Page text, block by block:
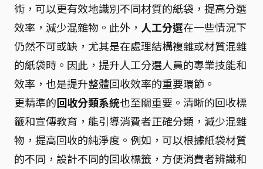
術，可以更有效地識別不同材質的紙袋，提高分選
效率，減少混雜物。此外， 人工分選在一些情況下
仍然不可或缺，尤其是在處理結構複雜或材質混雜
的紙袋時。因此，提升人工分選人員的專業技能和
效率，也是提升整體回收效率的重要環節。
更精準的回收分類系統也至關重要。清晰的回收標
籤和宣傳教育，能引導消費者正確分類，減少混雜
物，提高回收的純淨度。例如，可以根據紙袋材質
的不同，設計不同的回收標籤，方便消費者辨識和